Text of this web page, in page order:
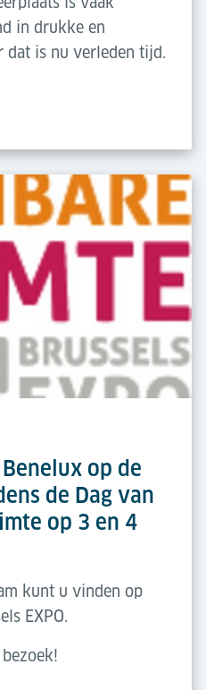
in drukke en
dat is nu verleden tijd.
op de
de Dag van
op 3 en 4
kunt u vinden op
EXPO.